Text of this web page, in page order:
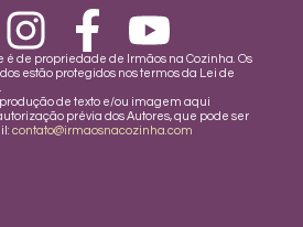
é de propriedade de Irmãos na Cozinha. Os
estão protegidos nos termos da Lei de
de texto e/ou imagem aqui
prévia dos Autores, que pode ser
contato@irmaosnacozinha.com